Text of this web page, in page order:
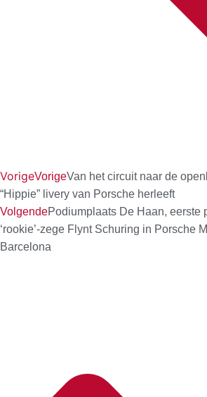
VorigeVorigeVan het circuit naar de
“Hippie” livery van Porsche herleeft
VolgendePodiumplaats De Haan, eerste
‘rookie’-zege Flynt Schuring in Porsche
Barcelona